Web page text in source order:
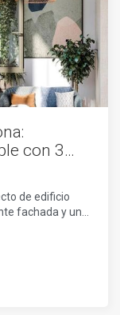
con 3
de edificio
fachada y un
esta
parquet, este
natural. Su